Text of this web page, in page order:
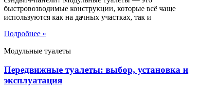
быстровозводимые конструкции, которые всё чаще
используются как на дачных участках, так и
Подробнее »
Модульные туалеты
Передвижные туалеты: выбор, установка и
эксплуатация